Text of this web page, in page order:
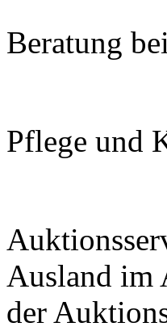
Beratung
Pflege und
Ausland im
der